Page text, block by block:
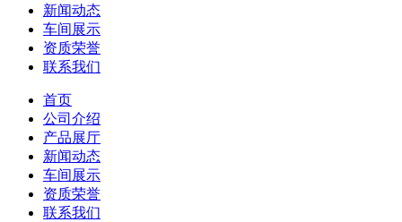
新闻动态
车间展示
资质荣誉
联系我们
首页
公司介绍
产品展厅
新闻动态
车间展示
资质荣誉
联系我们